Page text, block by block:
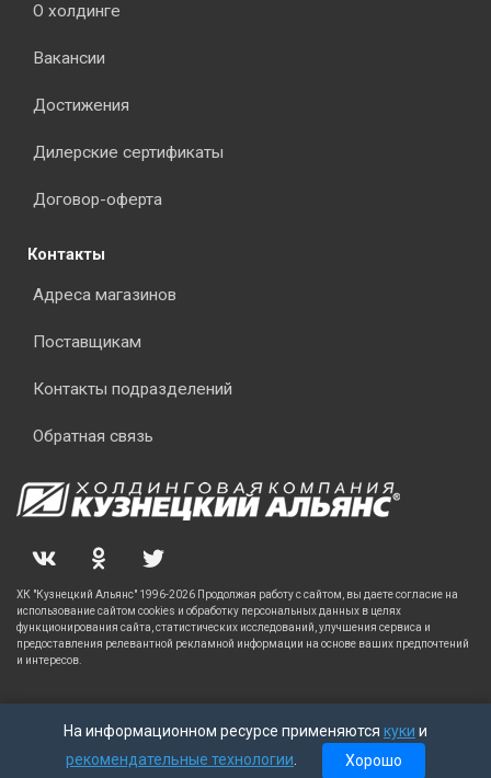
На информационном ресурсе применяются куки и
рекомендательные технологии. Хорошо
О холдинге
Вакансии
Достижения
Дилерские сертификаты
Договор-оферта
Контакты
Адреса магазинов
Поставщикам
Контакты подразделений
Обратная связь
ХК "Кузнецкий Альянс" 1996-2026 Продолжая работу с сайтом, вы даете согласие на
использование сайтом cookies и обработку персональных данных в целях
функционирования сайта, статистических исследований, улучшения сервиса и
предоставления релевантной рекламной информации на основе ваших предпочтений
и интересов.